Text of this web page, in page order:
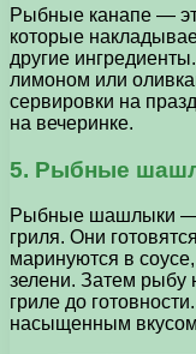
Рыбные канапе —
которые
другие
лимоном или
сервировки на
на вечеринке.
5. Рыбные
Рыбные шашлыки —
гриля. Они
маринуются в
зелени. Затем
гриле до
насыщенным